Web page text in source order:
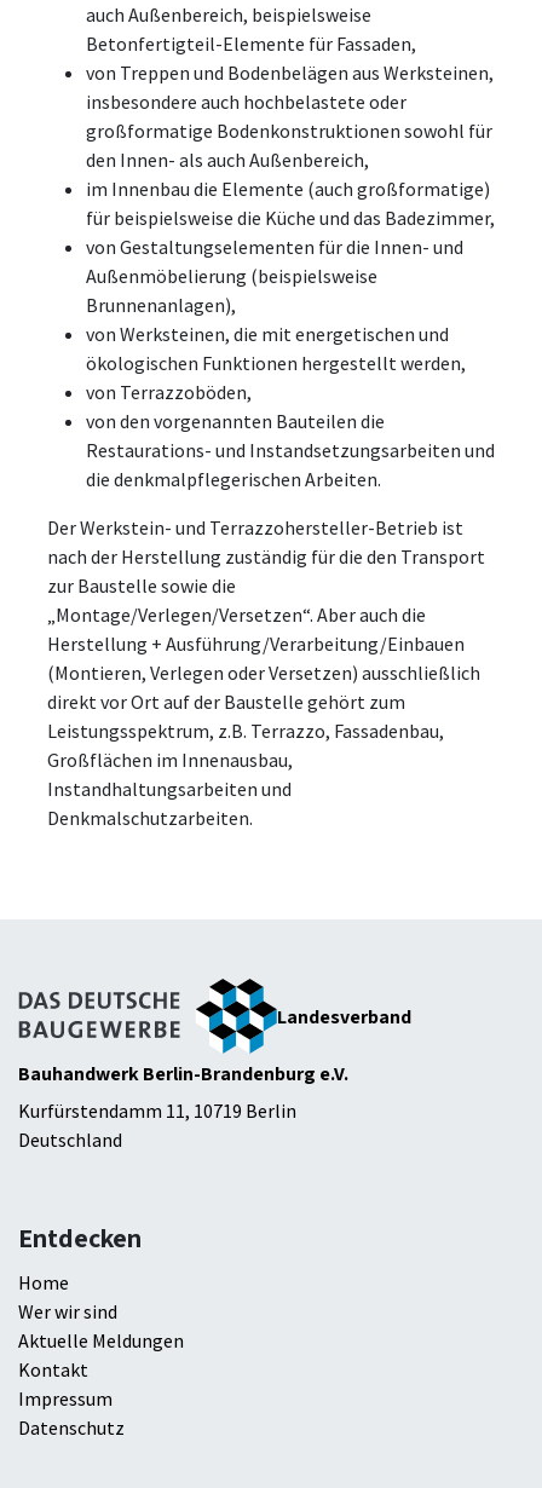
auch Außenbereich, beispielsweise
Betonfertigteil-Elemente für Fassaden,
von Treppen und Bodenbelägen aus Werksteinen,
insbesondere auch hochbelastete oder
großformatige Bodenkonstruktionen sowohl für
den Innen- als auch Außenbereich,
im Innenbau die Elemente (auch großformatige)
für beispielsweise die Küche und das Badezimmer,
von Gestaltungselementen für die Innen- und
Außenmöbelierung (beispielsweise
Brunnenanlagen),
von Werksteinen, die mit energetischen und
ökologischen Funktionen hergestellt werden,
von Terrazzoböden,
von den vorgenannten Bauteilen die
Restaurations- und Instandsetzungsarbeiten und
die denkmalpflegerischen Arbeiten.
Der Werkstein- und Terrazzohersteller-Betrieb ist
nach der Herstellung zuständig für die den Transport
zur Baustelle sowie die
„Montage/Verlegen/Versetzen“. Aber auch die
Herstellung + Ausführung/Verarbeitung/Einbauen
(Montieren, Verlegen oder Versetzen) ausschließlich
direkt vor Ort auf der Baustelle gehört zum
Leistungsspektrum, z.B. Terrazzo, Fassadenbau,
Großflächen im Innenausbau,
Instandhaltungsarbeiten und
Denkmalschutzarbeiten.
Landesverband
Bauhandwerk Berlin-Brandenburg e.V.
Kurfürstendamm 11, 10719 Berlin
Deutschland
Entdecken
Hom​e
Wer wir sind
Aktuelle Meldungen
Kontakt
Impressum
Datenschutz